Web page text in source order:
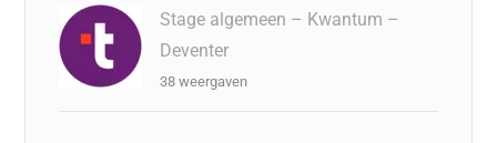
Stage algemeen – Kwantum –
Deventer
38 weergaven